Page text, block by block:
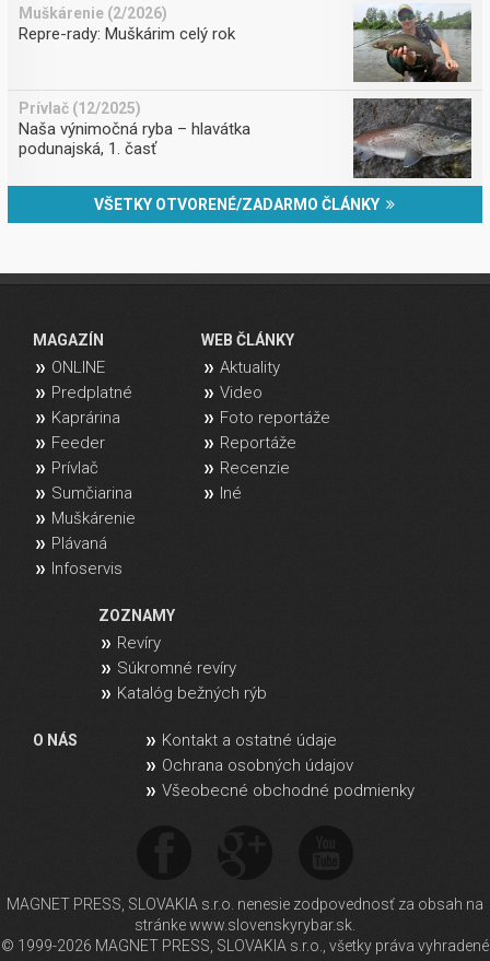
Muškárenie (2/2026)
Repre-rady: Muškárim celý rok
Prívlač (12/2025)
Naša výnimočná ryba – hlavátka
podunajská, 1. časť
VŠETKY OTVORENÉ/ZADARMO ČLÁNKY
MAGAZÍN
ONLINE
Predplatné
Kaprárina
Feeder
Prívlač
Sumčiarina
Muškárenie
Plávaná
Infoservis
WEB ČLÁNKY
Aktuality
Video
Foto reportáže
Reportáže
Recenzie
Iné
ZOZNAMY
Revíry
Súkromné revíry
Katalóg bežných rýb
O NÁS
Kontakt a ostatné údaje
Ochrana osobných údajov
Všeobecné obchodné podmienky
MAGNET PRESS, SLOVAKIA s.r.o. nenesie zodpovednosť za obsah na
stránke www.slovenskyrybar.sk.
© 1999-2026 MAGNET PRESS, SLOVAKIA s.r.o., všetky práva vyhradené